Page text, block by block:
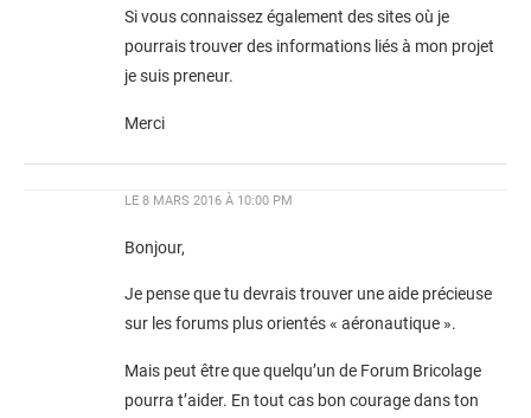
Si vous connaissez également des sites où je
pourrais trouver des informations liés à mon projet
je suis preneur.
Merci
LE 8 MARS 2016 À 10:00 PM
Bonjour,
Je pense que tu devrais trouver une aide précieuse
sur les forums plus orientés « aéronautique ».
Mais peut être que quelqu’un de Forum Bricolage
pourra t’aider. En tout cas bon courage dans ton